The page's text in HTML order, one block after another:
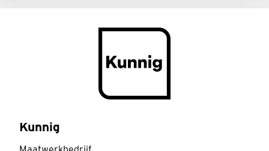
Kunnig